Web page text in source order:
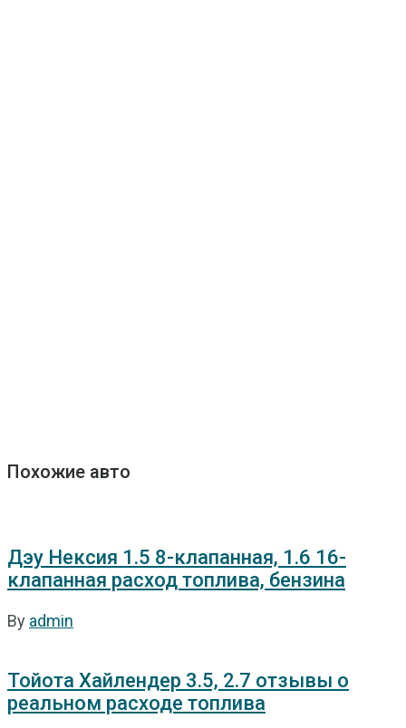
Похожие авто
Дэу Нексия 1.5 8-клапанная, 1.6 16-
клапанная расход топлива, бензина
By admin
Тойота Хайлендер 3.5, 2.7 отзывы о
реальном расходе топлива